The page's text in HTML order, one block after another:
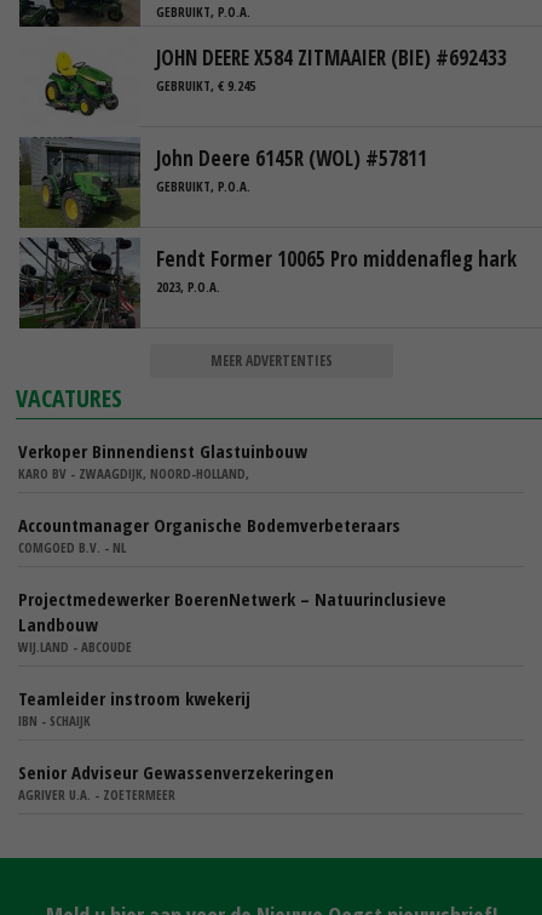
GEBRUIKT, P.O.A.
JOHN DEERE X584 ZITMAAIER (BIE) #692433
GEBRUIKT, € 9.245
John Deere 6145R (WOL) #57811
GEBRUIKT, P.O.A.
Fendt Former 10065 Pro middenafleg hark
2023, P.O.A.
MEER ADVERTENTIES
VACATURES
Verkoper Binnendienst Glastuinbouw
KARO BV - ZWAAGDIJK, NOORD-HOLLAND,
Accountmanager Organische Bodemverbeteraars
COMGOED B.V. - NL
Projectmedewerker BoerenNetwerk – Natuurinclusieve
Landbouw
WIJ.LAND - ABCOUDE
Teamleider instroom kwekerij
IBN - SCHAIJK
Senior Adviseur Gewassenverzekeringen
AGRIVER U.A. - ZOETERMEER